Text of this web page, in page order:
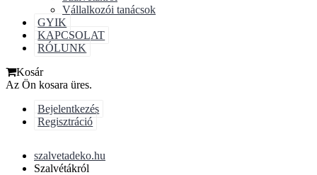
Vállalkozói tanácsok
GYIK
KAPCSOLAT
RÓLUNK
Kosár
Az Ön kosara üres.
Bejelentkezés
Regisztráció
szalvetadeko.hu
Szalvétákról